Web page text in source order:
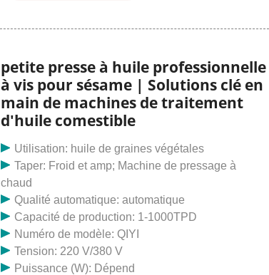
petite presse à huile professionnelle
à vis pour sésame | Solutions clé en
main de machines de traitement
d'huile comestible
Utilisation: huile de graines végétales
Taper: Froid et amp; Machine de pressage à
chaud
Qualité automatique: automatique
Capacité de production: 1-1000TPD
Numéro de modèle: QIYI
Tension: 220 V/380 V
Puissance (W): Dépend